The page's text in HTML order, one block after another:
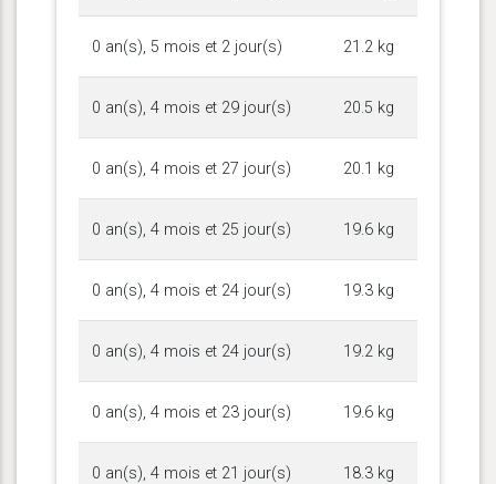
0 an(s), 5 mois et 2 jour(s) 21.2 kg
0 an(s), 4 mois et 29 jour(s) 20.5 kg
0 an(s), 4 mois et 27 jour(s) 20.1 kg
0 an(s), 4 mois et 25 jour(s) 19.6 kg
0 an(s), 4 mois et 24 jour(s) 19.3 kg
0 an(s), 4 mois et 24 jour(s) 19.2 kg
0 an(s), 4 mois et 23 jour(s) 19.6 kg
0 an(s), 4 mois et 21 jour(s) 18.3 kg